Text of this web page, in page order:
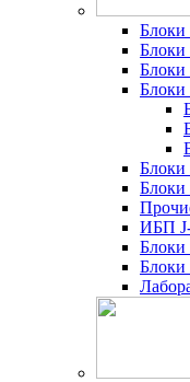
Блоки
Блоки
Блоки
Блоки
Блоки
Блоки
ИБП J-
Блоки
Блоки